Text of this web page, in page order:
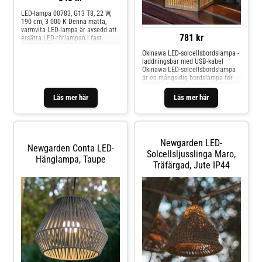
Läs mer här
LED-lampa 00783, G13 T8, 22 W,
190 cm, 3 000 K Denna matta,
varmvita LED-lampa är avsedd att
ersätta LED-rörlampan i fast
781 kr
Läs mer här
Okinawa LED-solcellsbordslampa -
laddningsbar med USB-kabel
Okinawa LED-solcellsbordslampa
är en mångsidig bordslampa för
utomhusbruk. Den dekorativa
bambulanternan ger en naturlig
touch till alla miljöer. Den
varmvita LED-belysningen skapar
USB-kabeln (utan nätadapter)
eller via solpanelen som använder
solenergi. Med bärbar LED-lampa,
som fäster med hjälp av en
magnetisk bas och tänds, släcks
och dimmas med den medföljande
fjärrkontrollen.
Newgarden Conta LED-
Hänglampa, Taupe
Newgarden LED-
Solcellsljusslinga Maro,
Träfärgad, Jute IP44